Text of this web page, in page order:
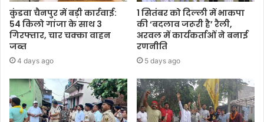
कुंडवा चैनपुर में बड़ी कार्रवाई:
54 किलो गांजा के साथ 3
गिरफ्तार, चार चक्का वाहन
जब्त
4 days ago
1 सितंबर को दिल्ली में भाकपा
की ‘बदलाव जरूरी है’ रैली,
अरवल में कार्यकर्ताओं ने बनाई
रणनीति
5 days ago